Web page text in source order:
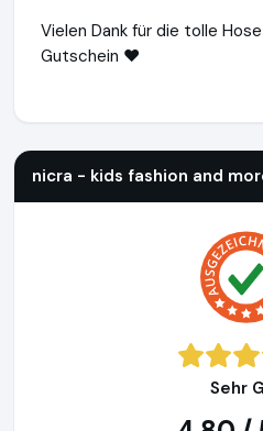
Vielen Dank für die tolle
Gutschein ❤️
nicra - kids fashion and
Sehr